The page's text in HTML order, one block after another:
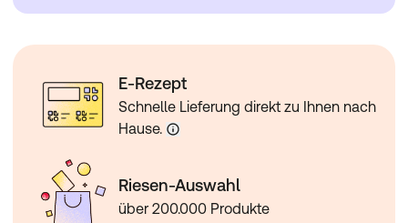
E-Rezept
Schnelle Lieferung direkt zu Ihnen nach
Hause.
Riesen-Auswahl
über 200.000 Produkte